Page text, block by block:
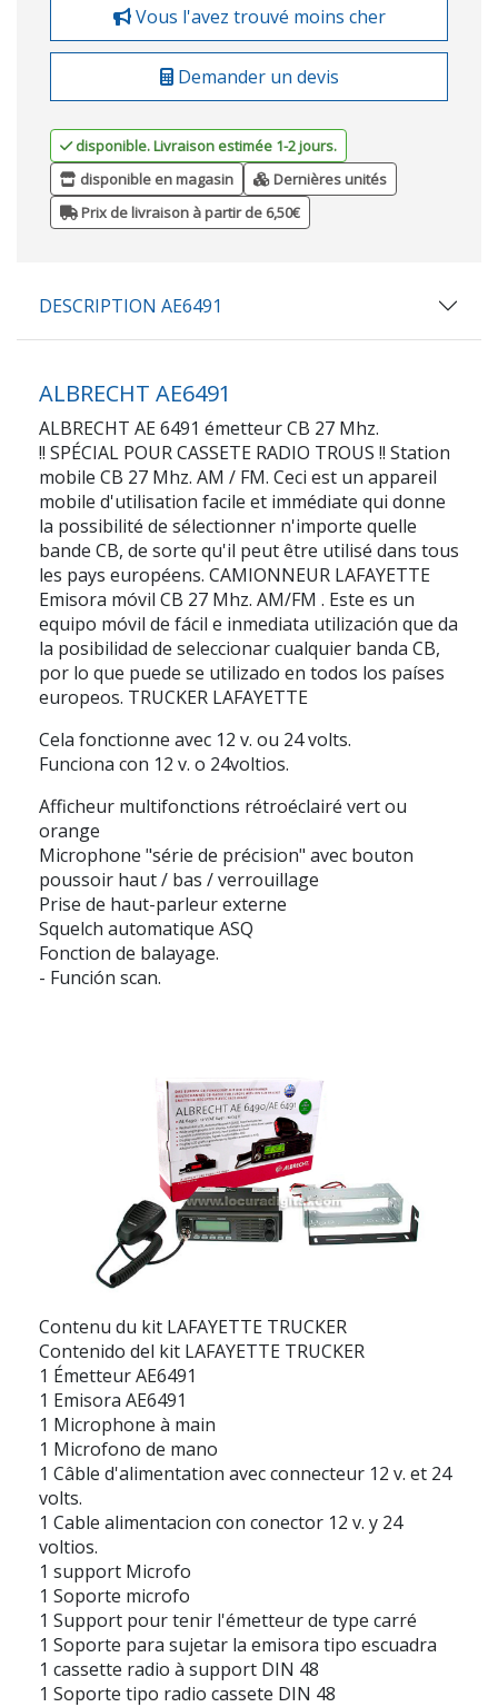
Vous l'avez trouvé moins cher
Demander un devis
disponible. Livraison estimée 1-2 jours.
disponible en magasin
Dernières unités
Prix de livraison à partir de 6,50€
DESCRIPTION AE6491
ALBRECHT AE6491
ALBRECHT AE 6491 émetteur CB 27 Mhz.
!! SPÉCIAL POUR CASSETE RADIO TROUS !! Station
mobile CB 27 Mhz. AM / FM. Ceci est un appareil
mobile d'utilisation facile et immédiate qui donne
la possibilité de sélectionner n'importe quelle
bande CB, de sorte qu'il peut être utilisé dans tous
les pays européens. CAMIONNEUR LAFAYETTE
Emisora móvil CB 27 Mhz. AM/FM . Este es un
equipo móvil de fácil e inmediata utilización que da
la posibilidad de seleccionar cualquier banda CB,
por lo que puede se utilizado en todos los países
europeos. TRUCKER LAFAYETTE
Cela fonctionne avec 12 v. ou 24 volts.
Funciona con 12 v. o 24voltios.
Afficheur multifonctions rétroéclairé vert ou
orange
Microphone "série de précision" avec bouton
poussoir haut / bas / verrouillage
Prise de haut-parleur externe
Squelch automatique ASQ
Fonction de balayage.
- Función scan.
Contenu du kit LAFAYETTE TRUCKER
Contenido del kit LAFAYETTE TRUCKER
1 Émetteur AE6491
1 Emisora AE6491
1 Microphone à main
1 Microfono de mano
1 Câble d'alimentation avec connecteur 12 v. et 24
volts.
1 Cable alimentacion con conector 12 v. y 24
voltios.
1 support Microfo
1 Soporte microfo
1 Support pour tenir l'émetteur de type carré
1 Soporte para sujetar la emisora tipo escuadra
1 cassette radio à support DIN 48
1 Soporte tipo radio cassete DIN 48